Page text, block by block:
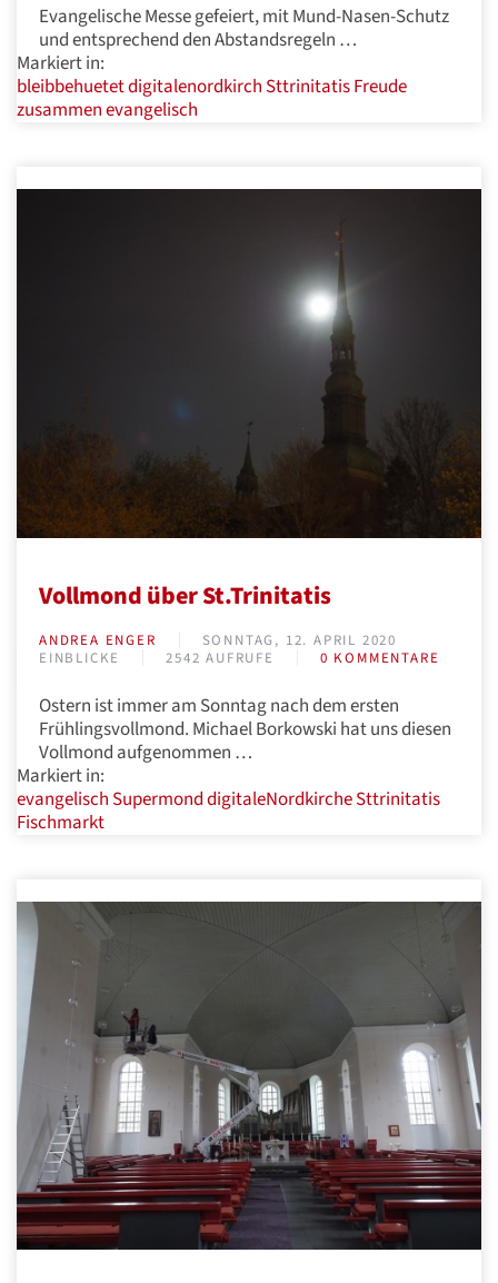
Evangelische Messe gefeiert, mit Mund-Nasen-Schutz
und entsprechend den Abstandsregeln …
Markiert in:
bleibbehuetetdigitalenordkirch SttrinitatisFreude
zusammenevangelisch
Vollmond über St.Trinitatis
ANDREA ENGER
SONNTAG, 12. APRIL 2020
EINBLICKE
2542 AUFRUFE 0 KOMMENTARE
Ostern ist immer am Sonntag nach dem ersten
Frühlingsvollmond. Michael Borkowski hat uns diesen
Vollmond aufgenommen …
Markiert in:
evangelisch SupermonddigitaleNordkircheSttrinitatis
Fischmarkt